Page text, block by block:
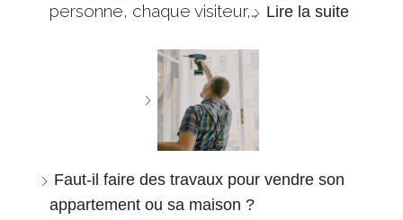
personne, chaque visiteur,… Lire la suite
Faut-il faire des travaux pour vendre son
appartement ou sa maison ?